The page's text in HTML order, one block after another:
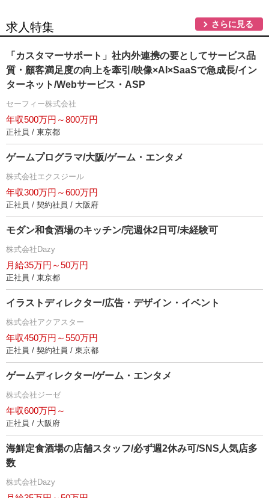
求人特集 さらに見る
「カスタマーサポート」社内外連携の要としてサービス品
質・顧客満足度の向上を牽引/映像×AI×SaaSで急成長/イン
ターネット/Webサービス・ASP
セーフィー株式会社
年収500万円～800万円
正社員 / 東京都
ゲームプログラマ/大阪/ゲーム・エンタメ
株式会社エクスジール
年収300万円～600万円
正社員 / 契約社員 / 大阪府
モダン和食酒場のキッチン/完週休2日可/未経験可
株式会社Dazy
月給35万円～50万円
正社員 / 東京都
イラストディレクター/広告・デザイン・イベント
株式会社アクアスター
年収450万円～550万円
正社員 / 契約社員 / 東京都
ゲームディレクター/ゲーム・エンタメ
株式会社ジーゼ
年収600万円～
正社員 / 大阪府
海鮮定食酒場の店舗スタッフ/必ず週2休み可/SNS人気店多
数
株式会社Dazy